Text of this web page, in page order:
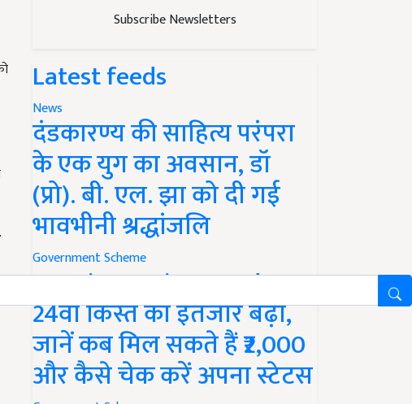
Subscribe Newsletters
Latest feeds
News
दंडकारण्य की साहित्य परंपरा
के एक युग का अवसान, डॉ
(प्रो). बी. एल. झा को दी गई
भावभीनी श्रद्धांजलि
Government Scheme
PM Kisan Yojana Update:
24वीं किस्त का इंतजार बढ़ा,
जानें कब मिल सकते हैं ₹2,000
और कैसे चेक करें अपना स्टेटस